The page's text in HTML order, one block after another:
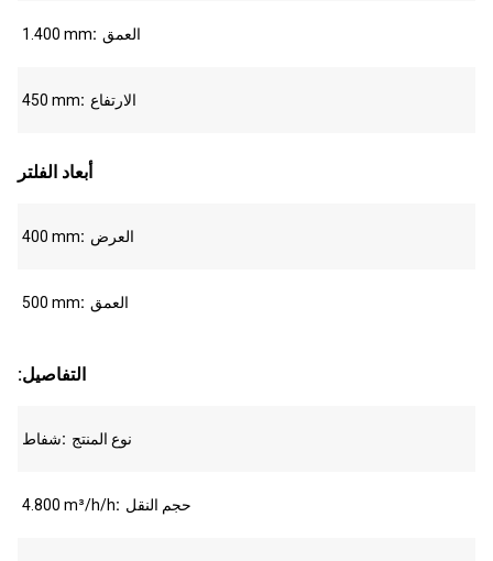
1.400 mm العمق
450 mm الارتفاع
أبعاد الفلتر
400 mm العرض
500 mm العمق
:التفاصيل
شفاط نوع المنتج
4.800 m³/h/h حجم النقل